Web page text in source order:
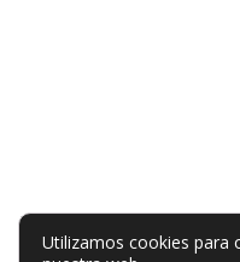
Utilizamos cookies para